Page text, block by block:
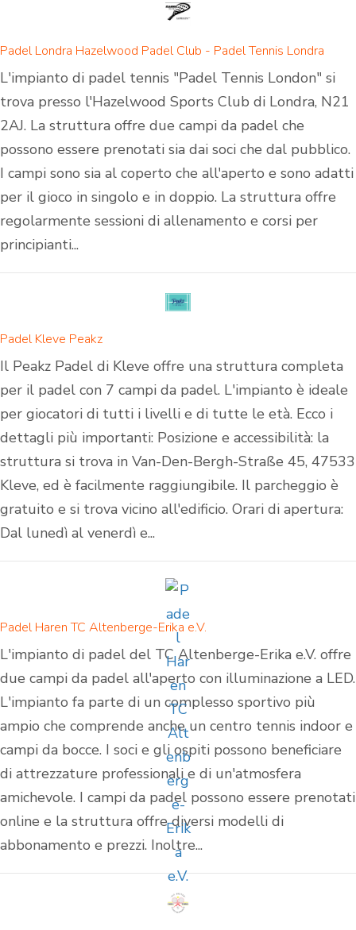
Padel Londra Hazelwood Padel Club - Padel Tennis Londra
L'impianto di padel tennis "Padel Tennis London" si
trova presso l'Hazelwood Sports Club di Londra, N21
2AJ. La struttura offre due campi da padel che
possono essere prenotati sia dai soci che dal pubblico.
I campi sono sia al coperto che all'aperto e sono adatti
per il gioco in singolo e in doppio. La struttura offre
regolarmente sessioni di allenamento e corsi per
principianti...
Padel Kleve Peakz
Il Peakz Padel di Kleve offre una struttura completa
per il padel con 7 campi da padel. L'impianto è ideale
per giocatori di tutti i livelli e di tutte le età. Ecco i
dettagli più importanti: Posizione e accessibilità: la
struttura si trova in Van-Den-Bergh-Straße 45, 47533
Kleve, ed è facilmente raggiungibile. Il parcheggio è
gratuito e si trova vicino all'edificio. Orari di apertura:
Dal lunedì al venerdì e...
Padel Haren TC Altenberge-Erika e.V.
L'impianto di padel del TC Altenberge-Erika e.V. offre
due campi da padel all'aperto con illuminazione a LED.
L'impianto fa parte di un complesso sportivo più
ampio che comprende anche un centro tennis indoor e
campi da bocce. I soci e gli ospiti possono beneficiare
di attrezzature professionali e di un'atmosfera
amichevole. I campi da padel possono essere prenotati
online e la struttura offre diversi modelli di
abbonamento e prezzi. Inoltre...